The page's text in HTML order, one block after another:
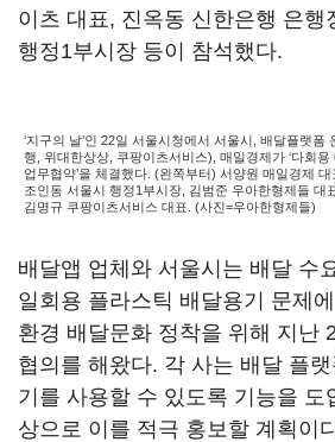
이츠 대표, 진옥동 신한은행 은행
행정1부시장 등이 참석했다.
‘지구의 날’인 22일 서울시청에서 서울시, 배달플랫
행, 위대한상상, 쿠팡이츠서비스), 매일경제가 ‘다회
업무협약’을 체결했다. (왼쪽부터) 서양원 매일경제
조인동 서울시 행정1부시장, 김범준 우아한형제들 대
김명규 쿠팡이츠서비스 대표. (사진=우아한형제들)
배달앱 업체와 서울시는 배달 수
일회용 플라스틱 배달용기 문제
환경 배달문화 정착을 위해 지난
협의를 해왔다. 각 사는 배달 플
기를 사용할 수 있도록 기능을 도
상으로 이를 적극 홍보할 계획이